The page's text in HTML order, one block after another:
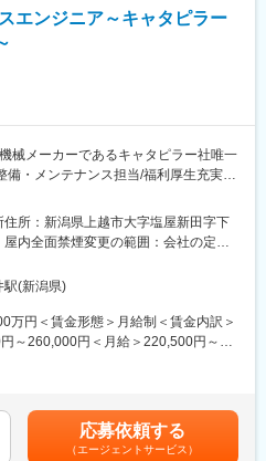
管理職も目指せるポジションのため
staff04.html
ト運営
・紹介会社対応など）
ではなく、工場全体を支える立場と
です。
特に好調なエレクトロニクス事業に関
られます。
仕組みをつくったり、既存の進め方
実感しやすい環境です。
エンジニア～キャタピラー
械メーカーであるキャタピラー社唯一
備・メンテナンス担当/福利厚生充実>
業部にて、建機の整備やメンテナン
ナンス担当約600名在籍中
エンジンオーバーホール、簡易塗
だきます。
ただくため、出張は年に1～2回程
住所：新潟県上越市大字塩屋新田字下
内全面禁煙変更の範囲：会社の定め
駅(新潟県)
万円＜賃金形態＞月給制＜賃金内訳＞
～260,000円＜月給＞220,500円～
あります。月給(月額)は固定手当を含め
応募依頼する
（エージェントサービス）